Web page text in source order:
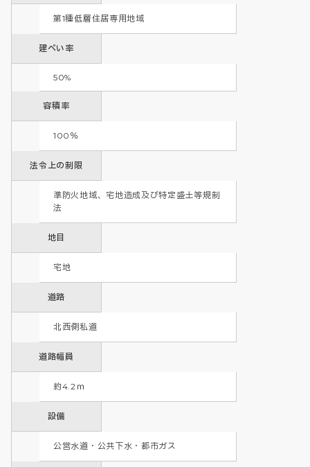
第1種低層住居専用地域
建ぺい率
50%
容積率
100％
法令上の制限
準防火地域、宅地造成及び特定盛土等規制
法
地目
宅地
道路
北西側私道
道路幅員
約4.2ｍ
設備
公営水道・公共下水・都市ガス